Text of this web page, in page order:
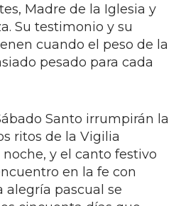
Madre de la Iglesia y
Su testimonio y su
cuando el peso de la
pesado para cada
Santo irrumpirán la
ritos de la Vigilia
y el canto festivo
en la fe con
alegría pascual se